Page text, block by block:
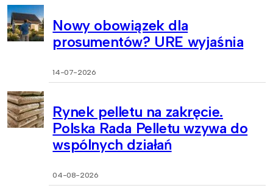
Nowy obowiązek dla
prosumentów? URE wyjaśnia
14-07-2026
Rynek pelletu na zakręcie.
Polska Rada Pelletu wzywa do
wspólnych działań
04-08-2026